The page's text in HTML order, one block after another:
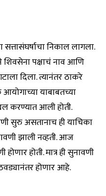
सत्तासंघर्षाचा निकाल लागला.
पक्षाचं नाव आणि
दिला. त्यानंतर ठाकरे
याबाबतच्या
करण्यात आली होती.
सुरु असतानाच ही याचिका
झाली नव्हती. आज
होती. मात्र ही सुनावणी
होणार आहे.